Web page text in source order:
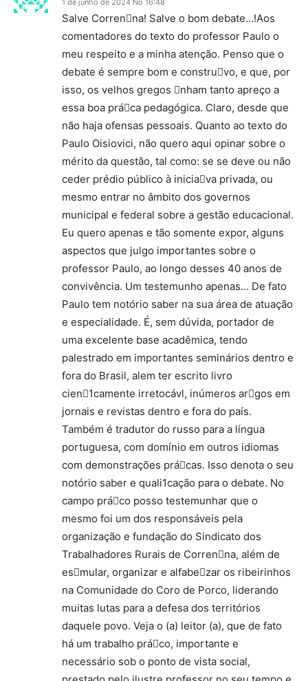
1 de junho de 2024 No 16:48
Salve Correnna! Salve o bom debate…!Aos
comentadores do texto do professor Paulo o
meu respeito e a minha atenção. Penso que o
debate é sempre bom e construvo, e que, por
isso, os velhos gregos nham tanto apreço a
essa boa práca pedagógica. Claro, desde que
não haja ofensas pessoais. Quanto ao texto do
Paulo Oisiovici, não quero aqui opinar sobre o
mérito da questão, tal como: se se deve ou não
ceder prédio público à iniciava privada, ou
mesmo entrar no âmbito dos governos
municipal e federal sobre a gestão educacional.
Eu quero apenas e tão somente expor, alguns
aspectos que julgo importantes sobre o
professor Paulo, ao longo desses 40 anos de
convivência. Um testemunho apenas… De fato
Paulo tem notório saber na sua área de atuação
e especialidade. É, sem dúvida, portador de
uma excelente base acadêmica, tendo
palestrado em importantes seminários dentro e
fora do Brasil, alem ter escrito livro
cien1camente irretocávl, inúmeros argos em
jornais e revistas dentro e fora do país.
Também é tradutor do russo para a língua
portuguesa, com domínio em outros idiomas
com demonstrações prácas. Isso denota o seu
notório saber e quali1cação para o debate. No
campo práco posso testemunhar que o
mesmo foi um dos responsáveis pela
organização e fundação do Sindicato dos
Trabalhadores Rurais de Correnna, além de
esmular, organizar e alfabezar os ribeirinhos
na Comunidade do Coro de Porco, liderando
muitas lutas para a defesa dos territórios
daquele povo. Veja o (a) leitor (a), que de fato
há um trabalho práco, importante e
necessário sob o ponto de vista social,